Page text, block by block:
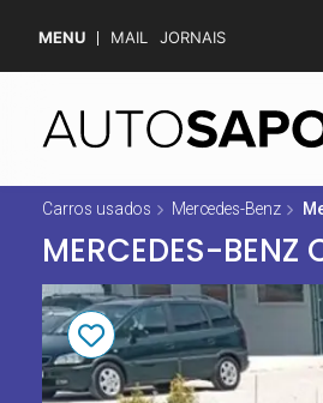
MENU MAIL JORNAIS
Carros usados Mercedes-Benz
MERCEDES-BENZ